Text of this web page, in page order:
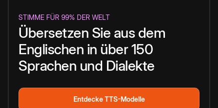
STIMME FÜR 99% DER WELT
Übersetzen Sie aus dem
Englischen in über 150
Sprachen und Dialekte
Entdecke TTS-Modelle